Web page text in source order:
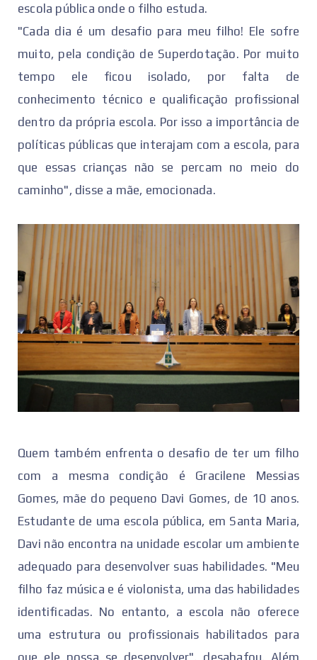
escola pública onde o filho estuda.
"Cada dia é um desafio para meu filho! Ele sofre
muito, pela condição de Superdotação. Por muito
tempo ele ficou isolado, por falta de
conhecimento técnico e qualificação profissional
dentro da própria escola. Por isso a importância de
políticas públicas que interajam com a escola, para
que essas crianças não se percam no meio do
caminho", disse a mãe, emocionada.
Quem também enfrenta o desafio de ter um filho
com a mesma condição é Gracilene Messias
Gomes, mãe do pequeno Davi Gomes, de 10 anos.
Estudante de uma escola pública, em Santa Maria,
Davi não encontra na unidade escolar um ambiente
adequado para desenvolver suas habilidades. "Meu
filho faz música e é violonista, uma das habilidades
identificadas. No entanto, a escola não oferece
uma estrutura ou profissionais habilitados para
que ele possa se desenvolver", desabafou. Além